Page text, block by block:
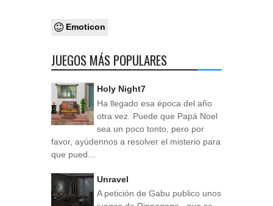
Emoticon
JUEGOS MÁS POPULARES
Holy Night7
Ha llegado esa época del año
otra vez. Puede que Papá Noel
sea un poco tonto, pero por
favor, ayúdennos a resolver el misterio para
que pued...
Unravel
A petición de Gabu publico unos